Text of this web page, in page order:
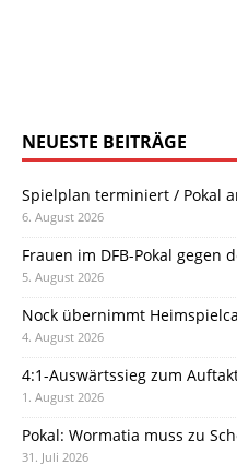
NEUESTE BEITRÄGE
Spielplan terminiert / Pokal
6. August 2026
Frauen im DFB-Pokal gegen
5. August 2026
Nock übernimmt
4. August 2026
4:1-Auswärtssieg zum
1. August 2026
Pokal: Wormatia muss zu
31. Juli 2026